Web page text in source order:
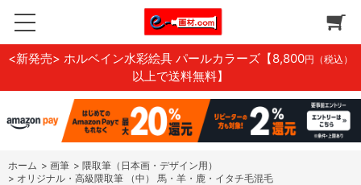
<新発売> ホルベイン水彩絵具 パールカラーズ 【8,800円（税込）
以上で送料無料】
ホーム > 画筆 > 隈取筆（日本画・デザイン用）
> オリジナル・高級隈取筆 （中） 馬・羊・鹿・イタチ毛混毛